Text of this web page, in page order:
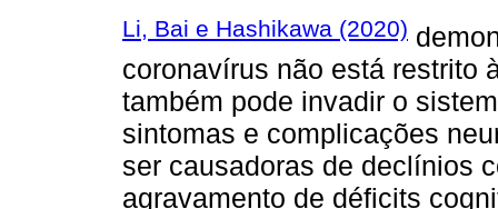
Li, Bai e Hashikawa (2020)
coronavírus não está restrito
também pode invadir o
sintomas e complicações
ser causadoras de declínios
agravamento de déficits